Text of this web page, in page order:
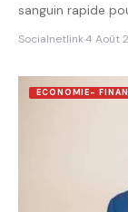
sanguin rapide
Socialnetlink·4 Août
ECONOMIE-